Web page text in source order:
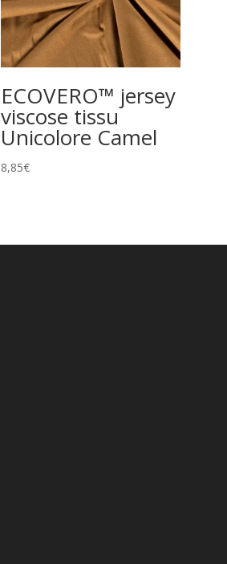
ECOVERO™ jersey
viscose tissu
Unicolore Camel
8,85€